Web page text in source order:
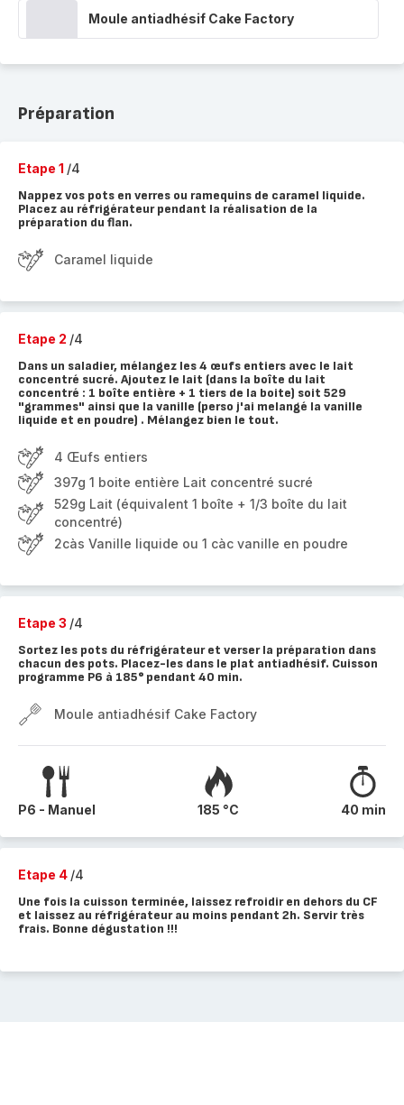
Moule antiadhésif Cake Factory
Préparation
Etape 1 /4
Nappez vos pots en verres ou ramequins de caramel liquide.
Placez au réfrigérateur pendant la réalisation de la
préparation du flan.
Caramel liquide
Etape 2 /4
Dans un saladier, mélangez les 4 œufs entiers avec le lait
concentré sucré. Ajoutez le lait (dans la boîte du lait
concentré : 1 boîte entière + 1 tiers de la boite) soit 529
"grammes" ainsi que la vanille (perso j'ai melangé la vanille
liquide et en poudre) . Mélangez bien le tout.
4 Œufs entiers
397g 1 boite entière Lait concentré sucré
529g Lait (équivalent 1 boîte + 1/3 boîte du lait
concentré)
2càs Vanille liquide ou 1 càc vanille en poudre
Etape 3 /4
Sortez les pots du réfrigérateur et verser la préparation dans
chacun des pots. Placez-les dans le plat antiadhésif. Cuisson
programme P6 à 185° pendant 40 min.
Moule antiadhésif Cake Factory
P6 - Manuel 185 °C 40 min
Etape 4 /4
Une fois la cuisson terminée, laissez refroidir en dehors du CF
et laissez au réfrigérateur au moins pendant 2h. Servir très
frais. Bonne dégustation !!!